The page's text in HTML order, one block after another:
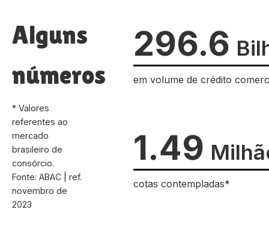
Alguns
números
* Valores
referentes ao
mercado
brasileiro de
consórcio.
Fonte: ABAC | ref.
novembro de
2023
296.6
em volume de crédito
1.49
cotas contempladas*